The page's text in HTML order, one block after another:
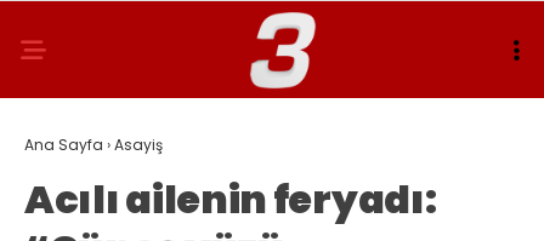
Ana Sayfa ›Asayiş
Acılı ailenin feryadı: